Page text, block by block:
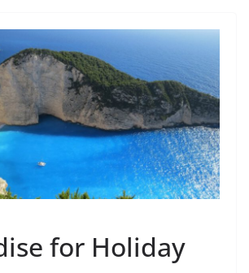
for Holiday